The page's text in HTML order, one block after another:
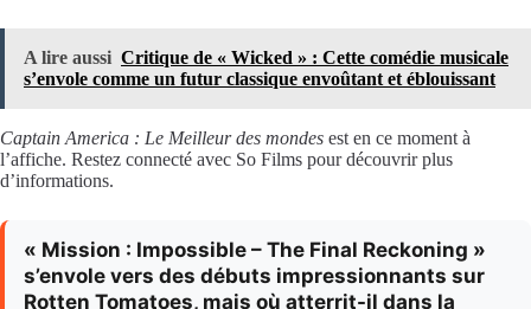
A lire aussi Critique de « Wicked » : Cette comédie musicale
s’envole comme un futur classique envoûtant et éblouissant
Captain America : Le Meilleur des mondes est en ce moment à
l’affiche. Restez connecté avec So Films pour découvrir plus
d’informations.
« Mission : Impossible – The Final Reckoning »
s’envole vers des débuts impressionnants sur
Rotten Tomatoes, mais où atterrit-il dans la